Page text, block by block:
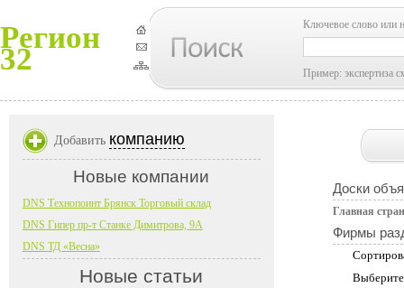
Регион
32
Ключевое слово или
Пример: экспертиза
Доски
Главная
Фирмы
Добавить компанию
Новые компании
DNS Технопоинт Брянск Торговый склад
DNS Гипер пр-т Станке Димитрова, 9А
DNS ТД «Весна»
Новые статьи